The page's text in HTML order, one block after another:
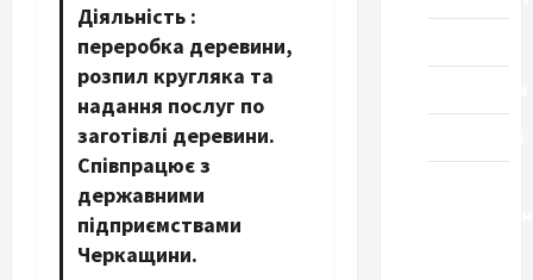
Діяльність :
переробка деревини,
розпил кругляка та
надання послуг по
заготівлі деревини.
Співпрацює з
державними
підприємствами
Черкащини.